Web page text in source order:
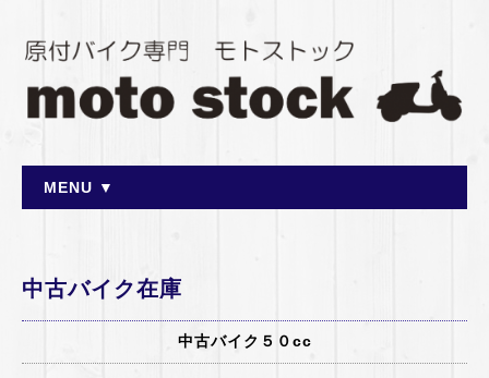
MENU ▼
中古バイク在庫
中古バイク５０cc